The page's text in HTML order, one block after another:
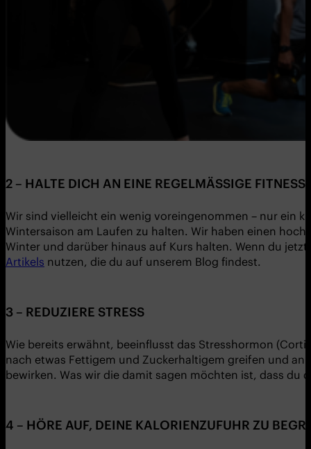
2 – HALTE DICH AN EINE REGELMÄSSIGE
Wir sind vielleicht ein wenig voreingenommen – nur ein
Wintersaison am Laufen zu halten. Wir haben einen
Winter und darüber hinaus auf Kurs halten. Wenn du
Artikels nutzen, die du auf unserem Blog findest.
3 – REDUZIERE STRESS
Wie bereits erwähnt, beeinflusst das Stresshormon
nach etwas Fettigem und Zuckerhaltigem greifen und
bewirken. Was wir die damit sagen möchten ist, dass
4 – HÖRE AUF, DEINE KALORIENZUFUHR ZU